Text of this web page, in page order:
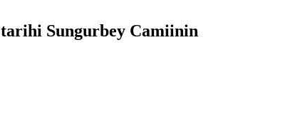
tarihi Sungurbey Camiinin